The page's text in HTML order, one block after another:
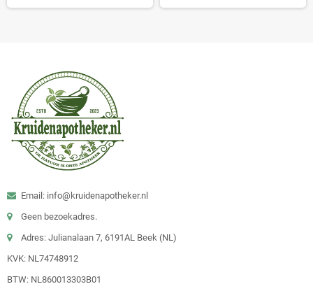
Email: info@kruidenapotheker.nl
Geen bezoekadres.
Adres: Julianalaan 7, 6191AL Beek (NL)
KVK: NL74748912
BTW: NL860013303B01